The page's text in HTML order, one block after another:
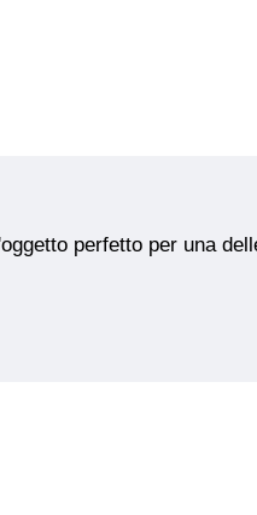
perfetto per una